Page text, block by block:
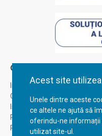
Acest site
Unele dintre aceste
ce altele ne ajută să
oferindu-ne informații
utilizat site-ul.
Contul Meu
Inregistrare
Contul meu
Istoric comenzi
Recuperare parola
Returnare produs